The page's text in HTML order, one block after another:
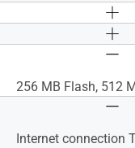
Ja, Ja, • Maximum
256 MB Flash, 512
Internet connection